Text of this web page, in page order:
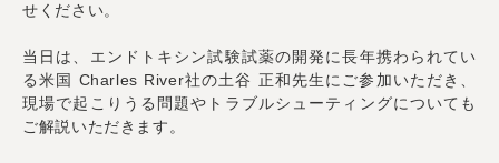
せください。
当日は、エンドトキシン試験試薬の開発に長年携わられてい
る米国 Charles River社の土谷 正和先生にご参加いただき、
現場で起こりうる問題やトラブルシューティングについても
ご解説いただきます。